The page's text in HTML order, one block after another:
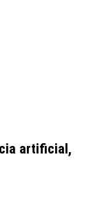
artificial,